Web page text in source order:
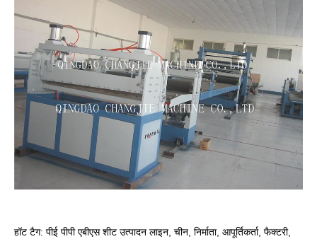
हॉट टैग: पीई पीपी एबीएस शीट उत्पादन लाइन, चीन, निर्माता, आपूर्तिकर्ता, फैक्टरी,